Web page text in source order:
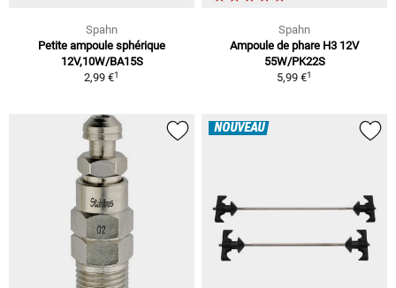
Spahn
Petite ampoule sphérique
12V,10W/BA15S
2,99 €1
Spahn
Ampoule de phare H3 12V
55W/PK22S
5,99 €1
NOUVEAU